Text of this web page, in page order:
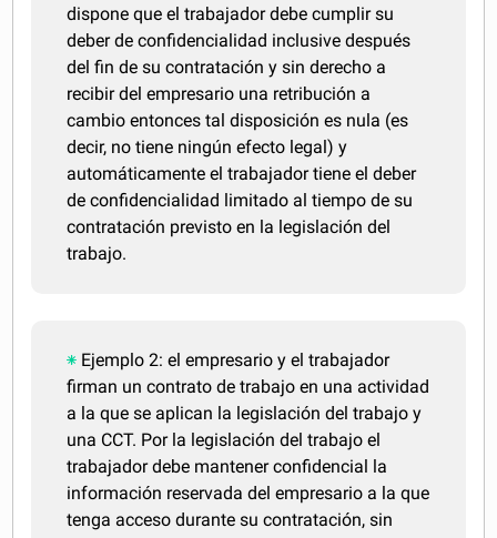
dispone que el trabajador debe cumplir su
deber de confidencialidad inclusive después
del fin de su contratación y sin derecho a
recibir del empresario una retribución a
cambio entonces tal disposición es nula (es
decir, no tiene ningún efecto legal) y
automáticamente el trabajador tiene el deber
de confidencialidad limitado al tiempo de su
contratación previsto en la legislación del
trabajo.
Ejemplo 2: el empresario y el trabajador
firman un contrato de trabajo en una actividad
a la que se aplican la legislación del trabajo y
una CCT. Por la legislación del trabajo el
trabajador debe mantener confidencial la
información reservada del empresario a la que
tenga acceso durante su contratación, sin